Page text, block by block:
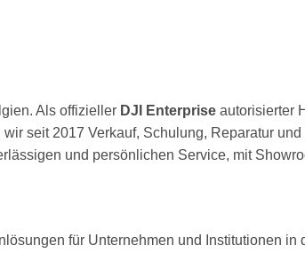
Als offizieller DJI Enterprise autorisierter
seit 2017 Verkauf, Schulung, Reparatur und
und persönlichen Service, mit
für Unternehmen und Institutionen in